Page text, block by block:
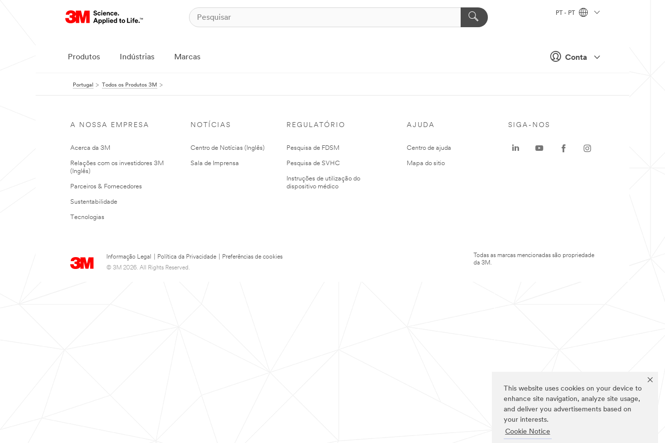
This website uses cookies on your device to
enhance site navigation, analyze site usage,
and deliver you advertisements based on
your interests.
Cookie Notice
Conta
PT - PT
Produtos Indústrias Marcas
Portugal Todos os Produtos 3M
A NOSSA EMPRESA
Acerca da 3M
Relações com os investidores 3M
(Inglês)
Parceiros & Fornecedores
Sustentabilidade
Tecnologias
NOTÍCIAS
Centro de Notícias (Inglês)
Sala de Imprensa
REGULATÓRIO
Pesquisa de FDSM
Pesquisa de SVHC
Instruções de utilização do
dispositivo médico
AJUDA
Centro de ajuda
Mapa do sitio
Informação Legal Política da Privacidade
Preferências de cookies
© 3M 2026. All Rights Reserved.
SIGA-NOS
Todas as marcas mencionadas são propriedade
da 3M.